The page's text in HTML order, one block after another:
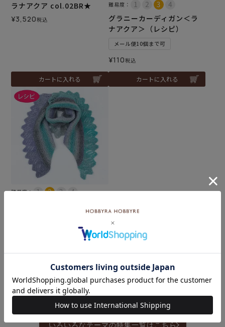
ラナアクア col.02BR★
¥3,520税込
カートに入れる
難易度：
グラニーカーディガン＜ラ
ナアクア＞（レシピ）
メール便10個まで可
¥110税込
カートに入れる
難易度：
カートに入れる
いろいろなテーマの特集一覧はこちら